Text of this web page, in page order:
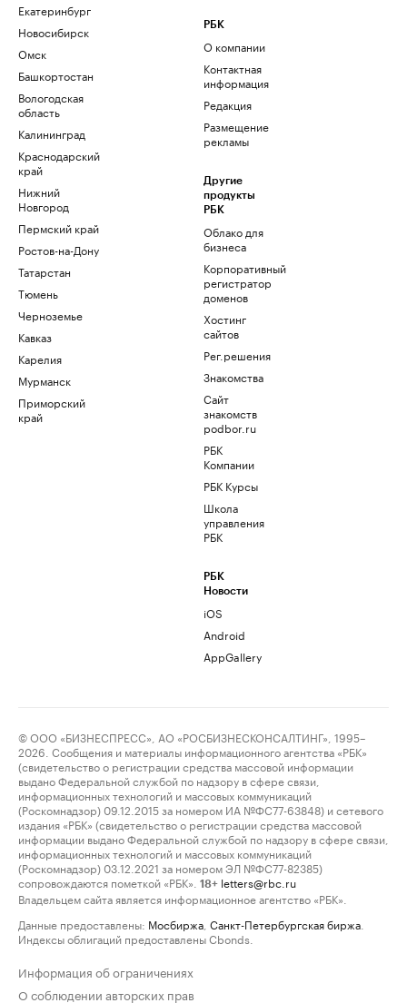
Екатеринбург
Новосибирск
Омск
Башкортостан
Вологодская
область
Калининград
Краснодарский
край
Нижний
Новгород
Пермский край
Ростов-на-Дону
Татарстан
Тюмень
Черноземье
Кавказ
Карелия
Мурманск
Приморский
край
РБК
О компании
Контактная
информация
Редакция
Размещение
рекламы
Другие
продукты
РБК
Облако для
бизнеса
Корпоративный
регистратор
доменов
Хостинг
сайтов
Рег.решения
Знакомства
Сайт
знакомств
podbor.ru
РБК
Компании
РБК Курсы
Школа
управления
РБК
РБК
Новости
iOS
Android
AppGallery
© ООО «БИЗНЕСПРЕСС», АО «РОСБИЗНЕСКОНСАЛТИНГ», 1995–
2026. Сообщения и материалы информационного агентства «РБК»
(свидетельство о регистрации средства массовой информации
выдано Федеральной службой по надзору в сфере связи,
информационных технологий и массовых коммуникаций
(Роскомнадзор) 09.12.2015 за номером ИА №ФС77-63848) и сетевого
издания «РБК» (свидетельство о регистрации средства массовой
информации выдано Федеральной службой по надзору в сфере связи,
информационных технологий и массовых коммуникаций
(Роскомнадзор) 03.12.2021 за номером ЭЛ №ФС77-82385)
сопровождаются пометкой «РБК».
18+ letters@rbc.ru
Владельцем сайта является информационное агентство «РБК».
Данные предоставлены: Мосбиржа Санкт-Петербургская биржа
Индексы облигаций предоставлены Cbonds.
Информация об ограничениях
О соблюдении авторских прав